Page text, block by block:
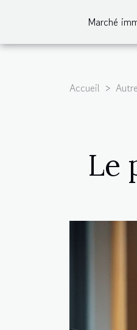
Marché
Accueil Autre
Le